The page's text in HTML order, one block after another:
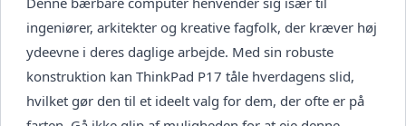
ingeniører, arkitekter og kreative fagfolk, der kræver høj
ydeevne i deres daglige arbejde. Med sin robuste
konstruktion kan ThinkPad P17 tåle hverdagens slid,
hvilket gør den til et ideelt valg for dem, der ofte er på